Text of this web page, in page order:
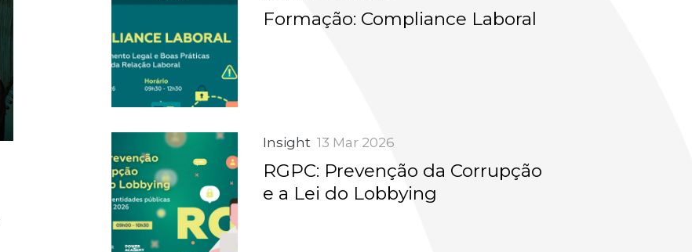
Formação: Compliance Laboral
Insight 13 Mar 2026
RGPC: Prevenção da Corrupção
e a Lei do Lobbying